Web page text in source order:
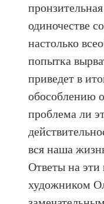
одиночестве
настолько
попытка
приведет в
обособлению
проблема ли
вся наша
Ответы на эти
художником